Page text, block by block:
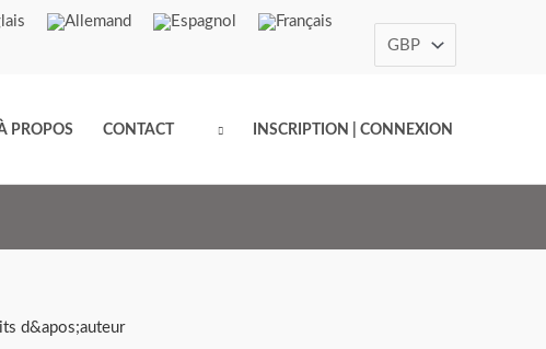
PROPOS CONTACT INSCRIPTION | CONNEXION